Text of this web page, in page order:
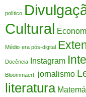
político
Cultural
Médio era pós-digital
Docência Instagram
Bloommaert; jornalismo
literatura